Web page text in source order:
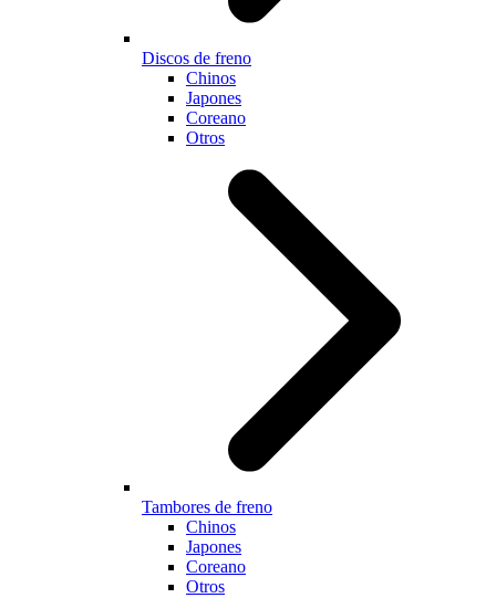
Discos de freno
Chinos
Japones
Coreano
Otros
Tambores de freno
Chinos
Japones
Coreano
Otros